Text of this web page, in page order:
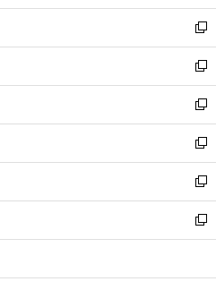
ウ
で
開
く
ン
ド
ウ
で
開
く
ウ
ィ
ン
ド
ウ
で
開
く
し
い
ウ
ィ
ン
ド
ウ
で
開
く
新
し
い
ウ
ィ
ン
ド
ウ
で
開
く
新
し
い
ウ
ィ
ン
ド
ウ
で
開
新
し
い
ウ
ィ
ン
ド
ウ
開
新
し
い
ウ
ィ
ン
ウ
新
し
い
ウ
ン
新
し
ウ